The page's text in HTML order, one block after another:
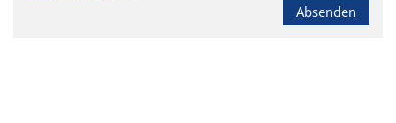
Absenden